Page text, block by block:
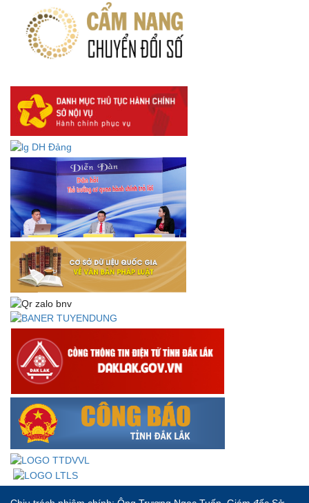
hiện quy định về người lao động nước ngoài làm việc trên
địa bàn tỉnh Đắk Lắk theo trình tự, thủ tục rút gọn trong
xây dựng, ban hành văn bản quy phạm pháp luật
Góp ý dự thảo Thông tư quy định nghiệp vụ lưu trữ tài liệu
DANH SÁCH HỒ SƠ CÁN BỘ ĐI B TỈNH ĐĂK LẮK -
Lấy ý kiến dự thảo Quyết định quy phạm pháp luật quy
định về thành lập, tổ chức và hoạt động của tổ chức phối
hợp liên ngành
Thông báo về việc tải biểu mẫu báo cáo kết quả 06 năm
thực hiện Nghị quyết số 18-NQ/TW và Nghị quyết số 19-
NQ/TW
Thư chúc mừng của Bộ trưởng Bộ Nội vụ nhân dịp kỷ
niệm 78 năm Ngày thành lập Bộ Nội vụ, Ngày truyền
thống ngành Tổ chức nhà nước (28/8/1945-28/8/2023)
Thông báo về việc đăng tải Bộ câu hỏi và gợi ý trả lời Hội
thi dân vận khéo năm 2023